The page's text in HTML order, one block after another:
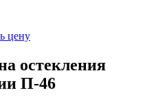
цену
остекления
П-46